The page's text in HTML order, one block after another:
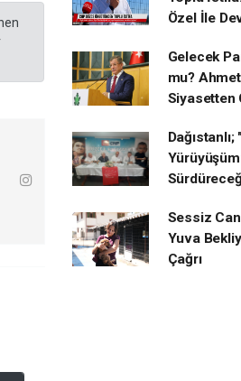
Özel İle
Gelecek
mu?
Siyasetten
Sessiz
Yuva
Çağrı